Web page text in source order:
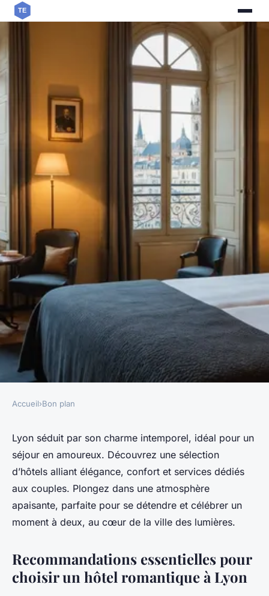
BON PLAN
Les meilleurs hôtels en
amoureux à lyon pour se
détendre
Elena•29 octobre 2025•7 min de lecture
Accueil›Bon plan
Lyon séduit par son charme intemporel, idéal pour un
séjour en amoureux. Découvrez une sélection
d’hôtels alliant élégance, confort et services dédiés
aux couples. Plongez dans une atmosphère
apaisante, parfaite pour se détendre et célébrer un
moment à deux, au cœur de la ville des lumières.
Recommandations essentielles pour
choisir un hôtel romantique à Lyon